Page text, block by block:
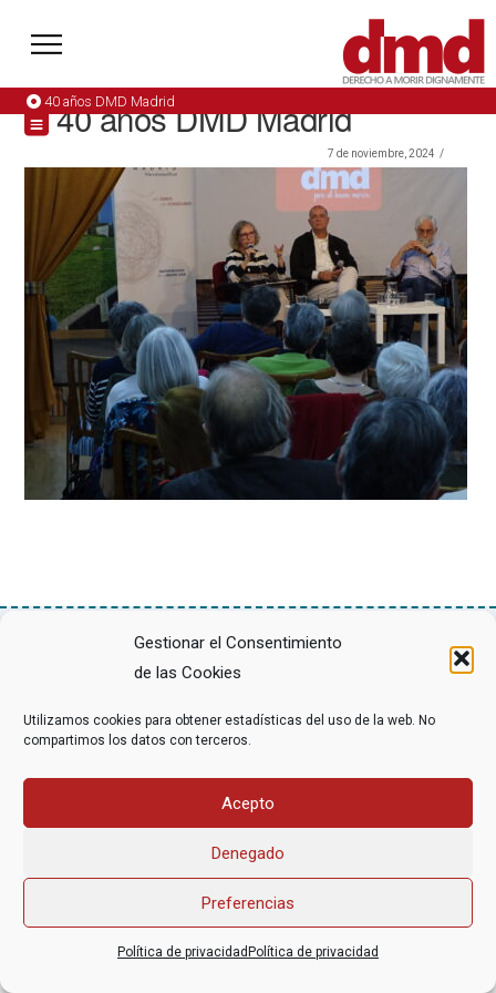
Gestionar el Consentimiento
de las Cookies
Utilizamos cookies para obtener estadísticas del uso de la web. No
compartimos los datos con terceros.
Acepto
Denegado
Preferencias
Política de privacidad Política de privacidad
40 años DMD Madrid
40 años DMD Madrid
7 de noviembre, 2024
Asociación Federal Derecho a Morir Dignamente (DMD)